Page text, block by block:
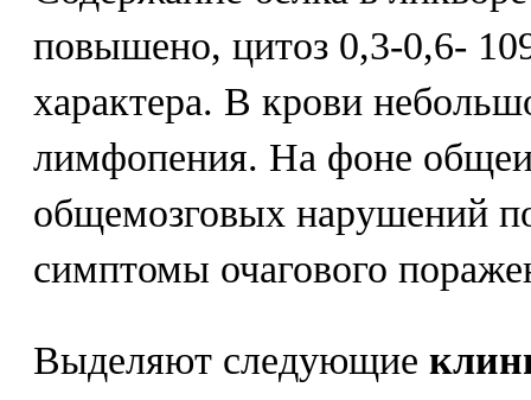
повышено, цитоз 0,3-0,6-
характера. В крови
лимфопения. На фоне
общемозговых нарушений
симптомы очагового
Выделяют следующие